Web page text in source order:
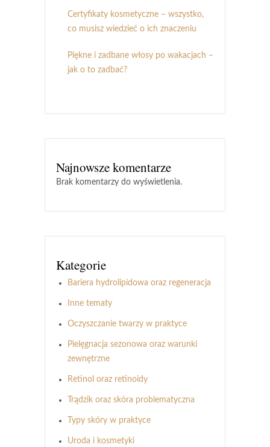
Certyfikaty kosmetyczne – wszystko,
co musisz wiedzieć o ich znaczeniu
Piękne i zadbane włosy po wakacjach –
jak o to zadbać?
Najnowsze komentarze
Brak komentarzy do wyświetlenia.
Kategorie
Bariera hydrolipidowa oraz regeneracja
Inne tematy
Oczyszczanie twarzy w praktyce
Pielęgnacja sezonowa oraz warunki
zewnętrzne
Retinol oraz retinoidy
Trądzik oraz skóra problematyczna
Typy skóry w praktyce
Uroda i kosmetyki